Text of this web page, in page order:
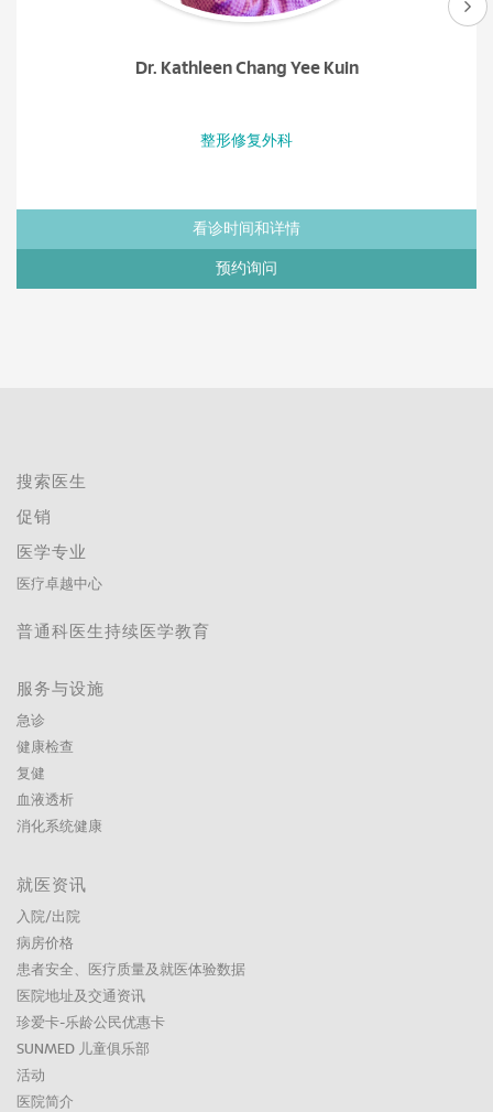
Dr. Kathleen Chang Yee Kuin
整形修复外科
看诊时间和详情
预约询问
搜索医生
促销
医学专业
医疗卓越中心
普通科医生持续医学教育
服务与设施
急诊
健康检查
复健
血液透析
消化系统健康
就医资讯
入院/出院
病房价格
患者安全、医疗质量及就医体验数据
医院地址及交通资讯
珍爱卡-乐龄公民优惠卡
SUNMED 儿童俱乐部
活动
医院简介